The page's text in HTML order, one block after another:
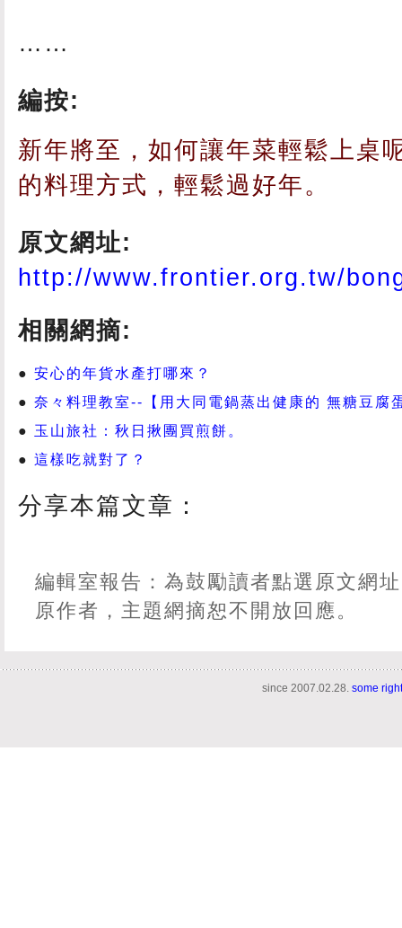
……
編按:
新年將至，如何讓年菜輕鬆上桌
的料理方式，輕鬆過好年。
原文網址:
http://www.frontier.org.tw/
相關網摘:
安心的年貨水產打哪來？
奈々料理教室--【用大同電鍋蒸出健康的 無糖豆腐
玉山旅社：秋日揪團買煎餅。
這樣吃就對了？
分享本篇文章：
編輯室報告：為鼓勵讀者點選原文網
原作者，主題網摘恕不開放回應。
since 2007.02.28. some